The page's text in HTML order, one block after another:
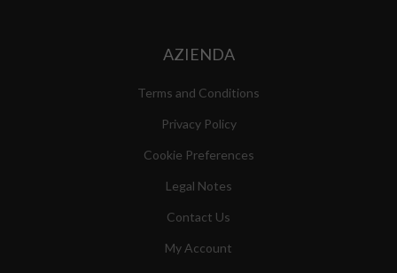
AZIENDA
Terms and Conditions
Privacy Policy
Cookie Preferences
Legal Notes
Contact Us
My Account